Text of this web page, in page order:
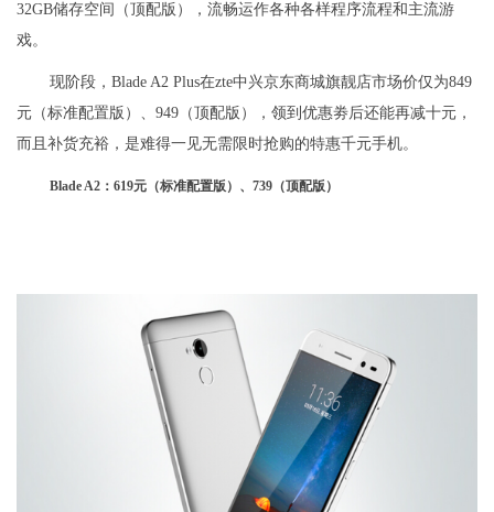
32GB储存空间（顶配版），流畅运作各种各样程序流程和主流游
戏。
现阶段，Blade A2 Plus在zte中兴京东商城旗靓店市场价仅为849
元（标准配置版）、949（顶配版），领到优惠劵后还能再减十元，
而且补货充裕，是难得一见无需限时抢购的特惠千元手机。
Blade A2：619元（标准配置版）、739（顶配版）